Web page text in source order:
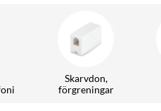
Skarvdon,
förgreningar